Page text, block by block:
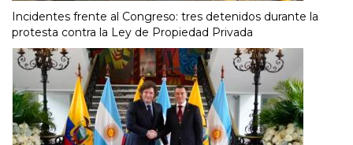
Incidentes frente al Congreso: tres detenidos durante la
protesta contra la Ley de Propiedad Privada